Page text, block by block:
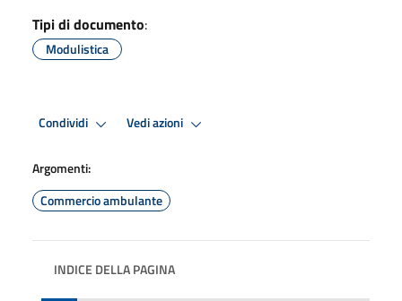
Tipi di documento:
Modulistica
Condividi Vedi azioni
Argomenti:
Commercio ambulante
INDICE DELLA PAGINA